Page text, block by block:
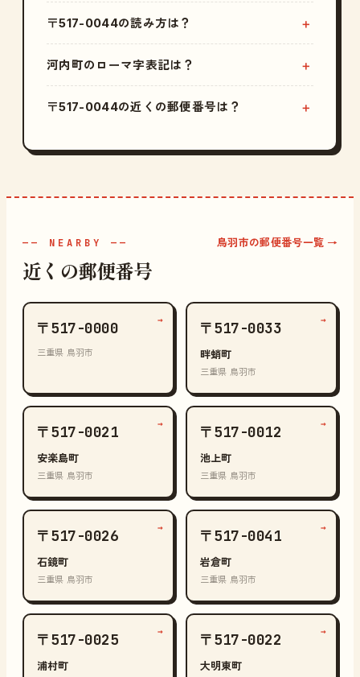
〒517-0044の読み方は？
河内町のローマ字表記は？
〒517-0044の近くの郵便番号は？
—— NEARBY ——
近くの郵便番号
鳥羽市の郵便番号一覧 →
〒517-0000
三重県 鳥羽市
→ 〒517-0033
畔蛸町
三重県 鳥羽市
→
〒517-0021
安楽島町
三重県 鳥羽市
→ 〒517-0012
池上町
三重県 鳥羽市
→
〒517-0026
石鏡町
三重県 鳥羽市
→ 〒517-0041
岩倉町
三重県 鳥羽市
→
〒517-0025
浦村町
→ 〒517-0022
大明東町
→